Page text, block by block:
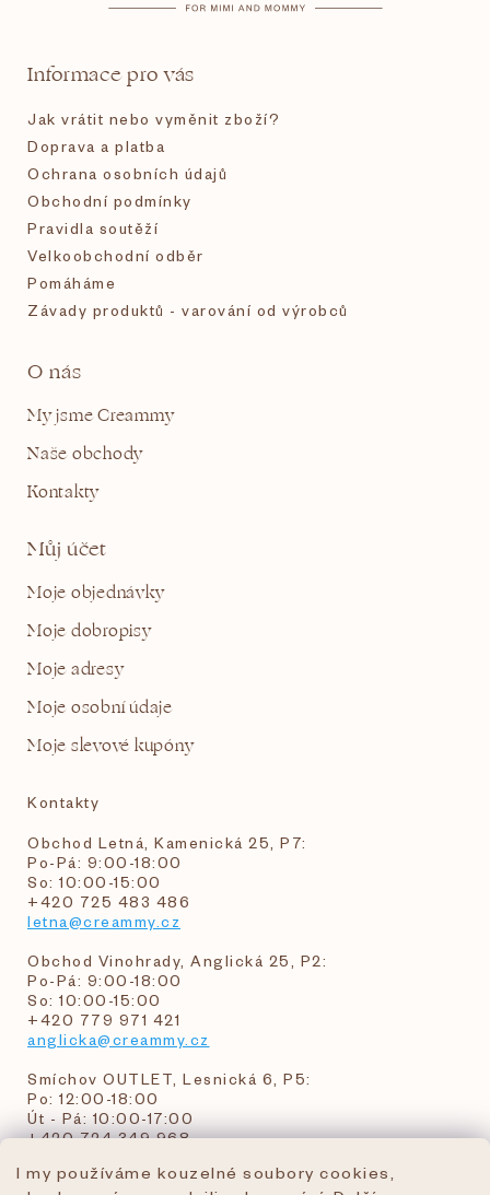
I my používáme kouzelné soubory cookies,
Informace pro vás
Jak vrátit nebo vyměnit zboží?
Doprava a platba
Ochrana osobních údajů
Obchodní podmínky
Pravidla soutěží
Velkoobchodní odběr
Pomáháme
Závady produktů - varování od výrobců
O nás
My jsme Creammy
Naše obchody
Kontakty
Můj účet
Moje objednávky
Moje dobropisy
Moje adresy
Moje osobní údaje
Moje slevové kupóny
Kontakty
Obchod Letná, Kamenická 25, P7:
Po-Pá: 9:00-18:00
So: 10:00-15:00
+420 725 483 486
letna@creammy.cz
Obchod Vinohrady, Anglická 25, P2:
Po-Pá: 9:00-18:00
So: 10:00-15:00
+420 779 971 421
anglicka@creammy.cz
Smíchov OUTLET, Lesnická 6, P5:
Po: 12:00-18:00
Út - Pá: 10:00-17:00
+420 724 349 968